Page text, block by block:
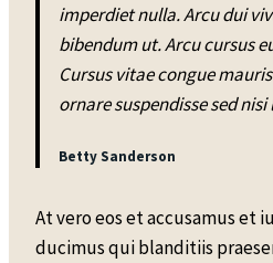
imperdiet nulla. Arcu dui
bibendum ut. Arcu cursus
Cursus vitae congue
ornare suspendisse sed
Betty Sanderson
At vero eos et accusamus et
ducimus qui blanditiis